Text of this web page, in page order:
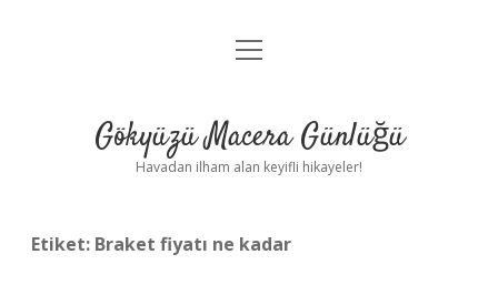
Anasayfa
Yasal Uyarı
menüyü
Gökyüzü Macera Günlüğü
Havadan ilham alan keyifli hikayeler!
Etiket: Braket fiyatı ne kadar